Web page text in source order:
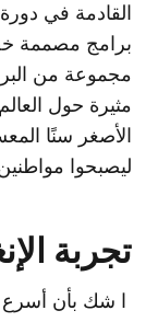
القادمة في دورة
برامج مصممة
مجموعة من
مثيرة حول
الأصغر سنًا
ليصبحوا
تجربة
ا شك بأن أسرع